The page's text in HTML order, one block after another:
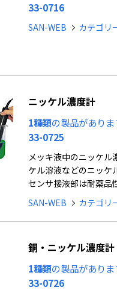
33-0716
SAN-WEB カテゴリ
ニッケル濃度計
1種類の製品がありま
33-0725
メッキ液中のニッケル
ケル溶液などのニッケ
センサ接液部は耐薬品
SAN-WEB
カテゴリ
銅・ニッケル濃度計
1種類の製品がありま
33-0726